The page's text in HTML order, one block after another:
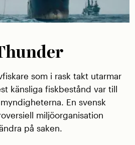
som i rask takt utarmar
känsliga fiskbestånd var till
En svensk
miljöorganisation
på saken.